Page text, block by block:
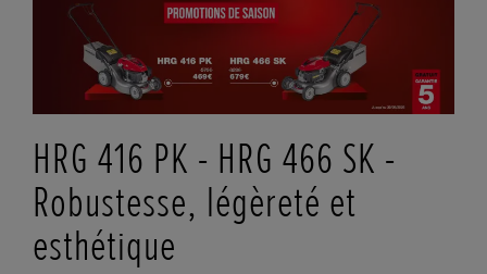
HRG 416 PK - HRG 466 SK -
Robustesse, légèreté et
esthétique